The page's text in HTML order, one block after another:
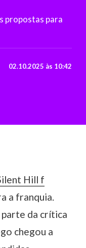
propostas para
02.10.2025 às 10:42
Hill f
a franquia.
da crítica
chegou a